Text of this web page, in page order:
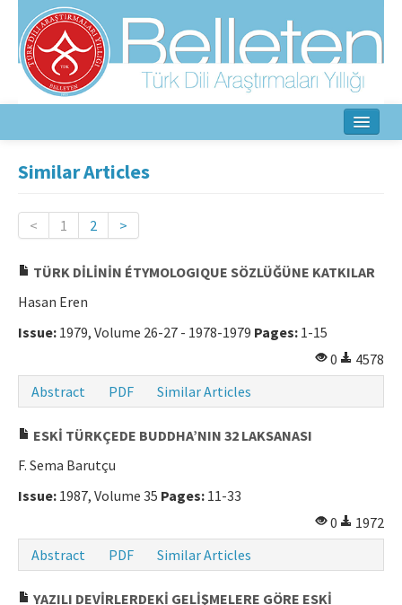
Aim & Scope
Editorial Board
Author Guidelines
Contact Us
Manuscript Submission
Similar Articles
< 1 2 >
TÜRK DİLİNİN ÉTYMOLOGIQUE SÖZLÜĞÜNE KATKILAR
Hasan Eren
Issue: 1979, Volume 26-27 - 1978-1979 Pages: 1-15
0
4578
Abstract
PDF Similar Articles
ESKİ TÜRKÇEDE BUDDHA’NIN 32 LAKSANASI
F. Sema Barutçu
Issue: 1987, Volume 35 Pages: 11-33
0
1972
Abstract
PDF Similar Articles
YAZILI DEVİRLERDEKİ GELİŞMELERE GÖRE ESKİ